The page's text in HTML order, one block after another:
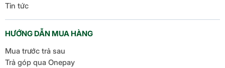
Tin tức
HƯỚNG DẪN MUA HÀNG
Mua trước trả sau
Trả góp qua Onepay